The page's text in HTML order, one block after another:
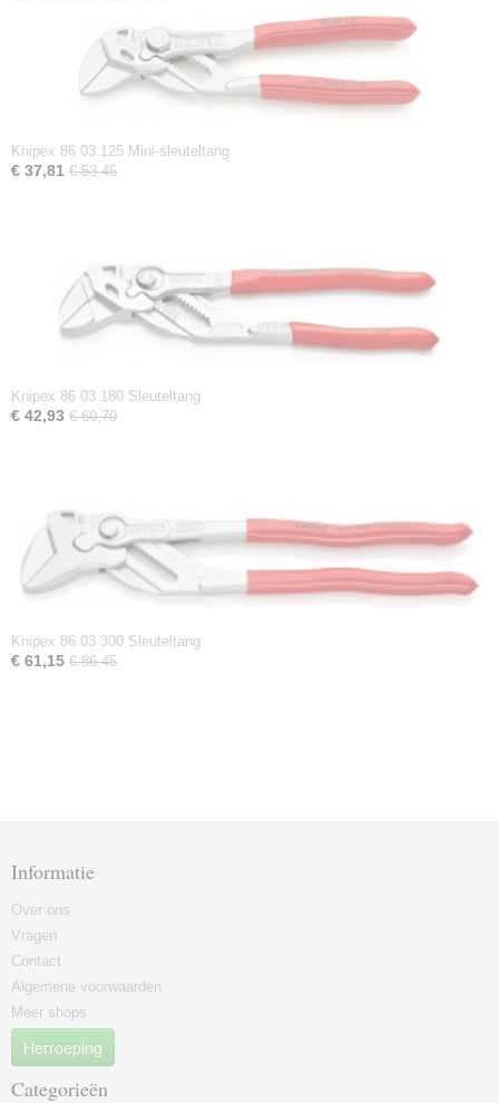
Knipex 86 03 125 Mini-sleuteltang
€ 37,81 € 53,45
Knipex 86 03 180 Sleuteltang
€ 42,93 € 60,70
Knipex 86 03 300 Sleuteltang
€ 61,15 € 86,45
Informatie
Over ons
Vragen
Contact
Algemene voorwaarden
Meer shops
Herroeping
Categorieën